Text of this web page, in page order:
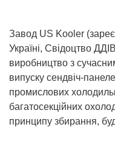
Завод US Kooler
Україні, Свідоцтво
виробництво з
випуску сендвіч-
промислових
багатосекційних
принципу збирання,